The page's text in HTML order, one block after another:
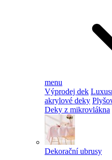
menu
Výprodej dek
akrylové deky
Deky z mikrovlákna
Dekorační ubrusy